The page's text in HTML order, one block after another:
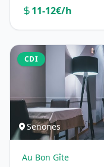
11-12€/h
CDI
Senones
Au Bon Gîte